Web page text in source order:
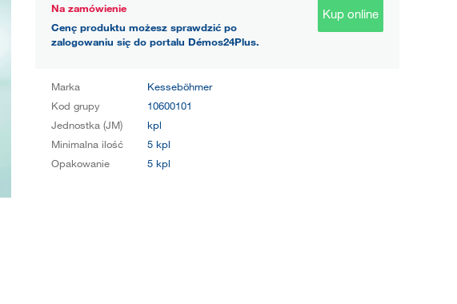
Na zamówienie
Cenę produktu możesz sprawdzić po
zalogowaniu się do portalu Démos24Plus.
Kup online
Marka
Kesseböhmer
Kod grupy
10600101
Jednostka (JM)
kpl
Minimalna ilość
5 kpl
Opakowanie
5 kpl